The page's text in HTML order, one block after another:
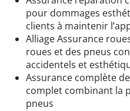
pour dommages
clients à maintenir
Alliage Assurance
roues et des pneus
accidentels et
Assurance complète
complet combinant la
pneus